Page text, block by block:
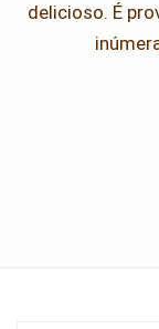
delicioso. É